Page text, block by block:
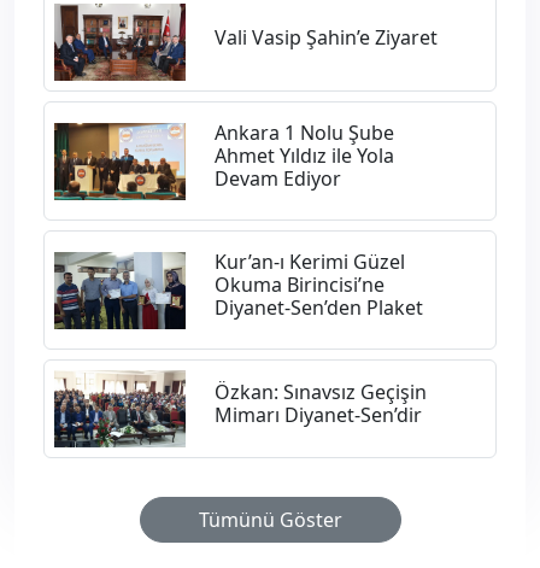
Vali Vasip Şahin’e Ziyaret
Ankara 1 Nolu Şube
Ahmet Yıldız ile Yola
Devam Ediyor
Kur’an-ı Kerimi Güzel
Okuma Birincisi’ne
Diyanet-Sen’den Plaket
Özkan: Sınavsız Geçişin
Mimarı Diyanet-Sen’dir
Tümünü Göster